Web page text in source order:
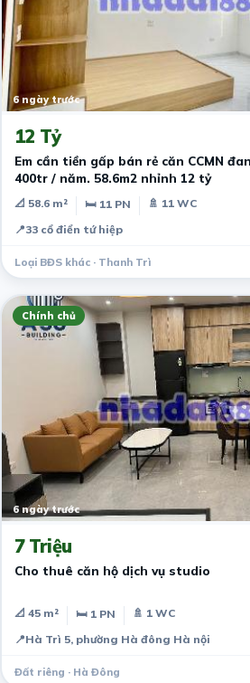
6 ngày trước
12 Tỷ
Em cần tiền gấp bán rẻ căn CCMN
400tr / năm. 58.6m2 nhỉnh 12 tỷ
📐 58.6 m² 🛏 11 PN
🚿 11 WC
📍33 cổ điển tứ hiệp
Loại BĐS khác · Thanh Trì
Chính chủ
6 ngày trước
7 Triệu
Cho thuê căn hộ dịch vụ studio
📐 45 m² 🛏 1 PN
🚿 1 WC
📍Hà Trì 5, phường Hà đông Hà nội
Đất riêng · Hà Đông